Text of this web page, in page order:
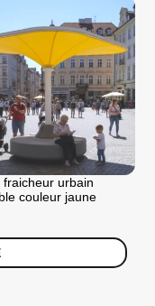
fraicheur urbain
couleur jaune